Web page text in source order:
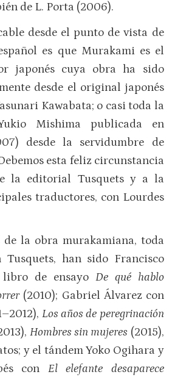
de L. Porta (2006).
desde el punto de vista de
es que Murakami es el
japonés cuya obra ha sido
desde el original japonés
Kawabata; o casi toda la
Mishima publicada en
desde la servidumbre de
esta feliz circunstancia
la editorial Tusquets y a la
traductores, con Lourdes
la obra murakamiana, toda
Tusquets, han sido Francisco
de ensayo De qué hablo
(2010); Gabriel Álvarez con
Los años de peregrinación
Hombres sin mujeres (2015),
y el tándem Yoko Ogihara y
con El elefante desaparece